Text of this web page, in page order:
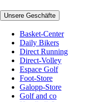
Unsere Geschäfte
Basket-Center
Daily Bikers
Direct Running
Direct-Volley
Espace Golf
Foot-Store
Galopp-Store
Golf and co